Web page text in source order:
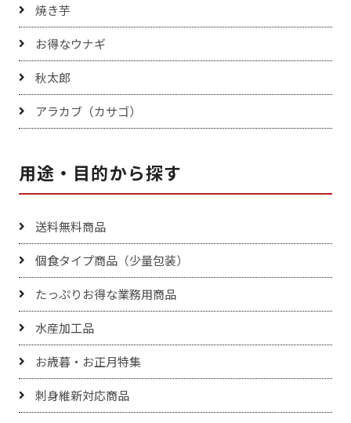
焼き芋
お得なウナギ
秋太郎
アラカブ（カサゴ）
用途・目的から探す
送料無料商品
個食タイプ商品（少量包装）
たっぷりお得な業務用商品
水産加工品
お歳暮・お正月特集
刺身維新対応商品